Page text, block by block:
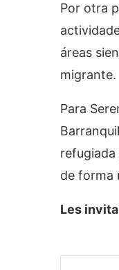
Por otra
áreas
migrante.
Para
de forma
Les